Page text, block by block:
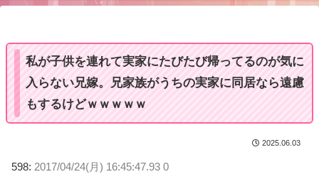
私が子供を連れて実家にたびたび帰ってるのが気に
入らない兄嫁。兄家族がうちの実家に同居なら遠慮
もするけどｗｗｗｗｗ
2025.06.03
598: 2017/04/24(月) 16:45:47.93 0